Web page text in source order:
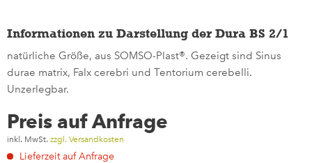
Informationen zu Darstellung der Dura BS 2/1
natürliche Größe, aus SOMSO-Plast®. Gezeigt sind Sinus
durae matrix, Falx cerebri und Tentorium cerebelli.
Unzerlegbar.
Preis auf Anfrage
inkl. MwSt. zzgl. Versandkosten
Lieferzeit auf Anfrage